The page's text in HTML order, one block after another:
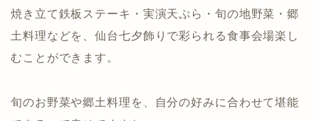
焼き立て鉄板ステーキ・実演天ぷら・旬の地野菜・郷
土料理などを、仙台七夕飾りで彩られる食事会場楽し
むことができます。
旬のお野菜や郷土料理を、自分の好みに合わせて堪能